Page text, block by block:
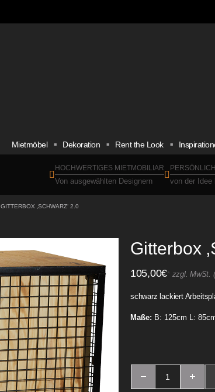
Mietmöbel Dekoration Rent the Look
HOCHWERTIGES MIETMOBILIAR
Von ausgewählten Designern von der Idee
GITTERBOX ‚SCHWARZ‘ 2.0
Gitterbox
105,00€* zzgl. MwSt.
schwarz lackiert
Maße: B: 125cm L: